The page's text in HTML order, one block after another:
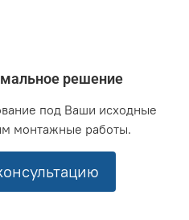
решение
под Ваши исходные
монтажные работы.